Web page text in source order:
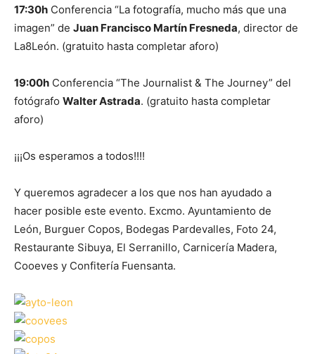
17:30h Conferencia “La fotografía, mucho más que una
imagen” de Juan Francisco Martín Fresneda, director de
La8León. (gratuito hasta completar aforo)
19:00h Conferencia “The Journalist & The Journey” del
fotógrafo Walter Astrada. (gratuito hasta completar
aforo)
¡¡¡Os esperamos a todos!!!!
Y queremos agradecer a los que nos han ayudado a
hacer posible este evento. Excmo. Ayuntamiento de
León, Burguer Copos, Bodegas Pardevalles, Foto 24,
Restaurante Sibuya, El Serranillo, Carnicería Madera,
Cooeves y Confitería Fuensanta.